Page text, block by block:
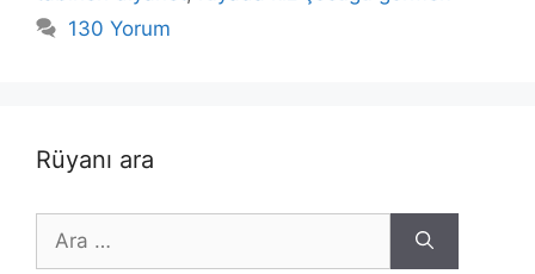
130 Yorum
Rüyanı ara
ara